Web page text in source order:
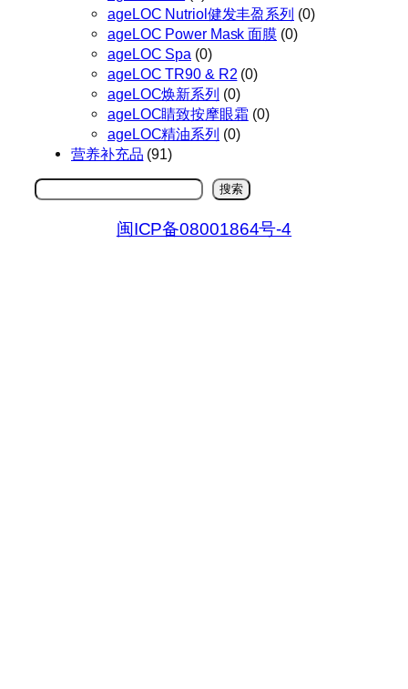
ageLOC Nutriol健发丰盈系列 (0)
ageLOC Power Mask 面膜 (0)
ageLOC Spa (0)
ageLOC TR90 & R2 (0)
ageLOC焕新系列 (0)
ageLOC睛致按摩眼霜 (0)
ageLOC精油系列 (0)
营养补充品 (91)
搜
搜索
闽ICP备08001864号-4